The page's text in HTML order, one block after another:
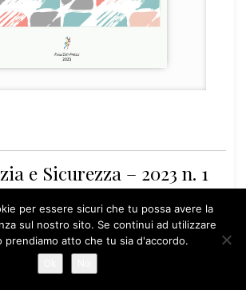
e Sicurezza – 2023 n. 1
SCARICA
per essere sicuri che tu possa avere la
sul nostro sito. Se continui ad utilizzare
prendiamo atto che tu sia d'accordo.